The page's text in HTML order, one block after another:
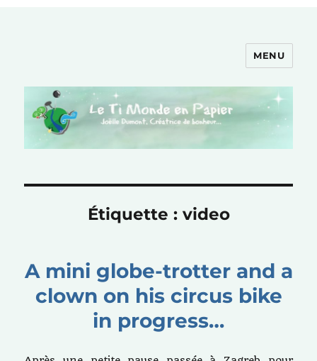
MENU
Étiquette : video
A mini globe-trotter and a
clown on his circus bike
in progress…